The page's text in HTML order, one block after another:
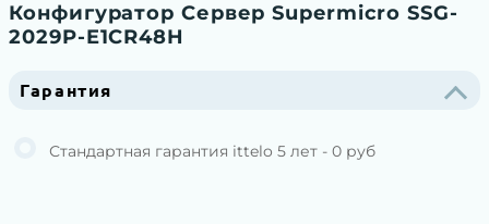
Конфигуратор Сервер Supermicro SSG-
2029P-E1CR48H
Гарантия
Стандартная гарантия ittelo 5 лет - 0 руб